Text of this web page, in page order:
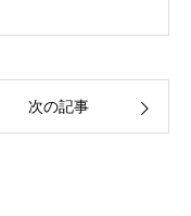
次の記事